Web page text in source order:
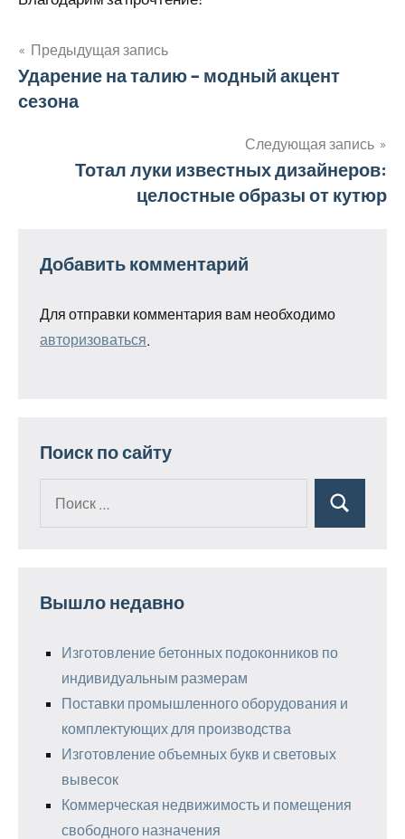
Навигация
по
Предыдущая запись
Ударение на талию – модный акцент
сезона
Следующая запись
Тотал луки известных дизайнеров:
целостные образы от кутюр
Добавить комментарий
Для отправки комментария вам необходимо
авторизоваться
Поиск по сайту
Поиск
Вышло недавно
Изготовление бетонных подоконников по
индивидуальным размерам
Поставки промышленного оборудования и
комплектующих для производства
Изготовление объемных букв и световых
вывесок
Коммерческая недвижимость и помещения
свободного назначения